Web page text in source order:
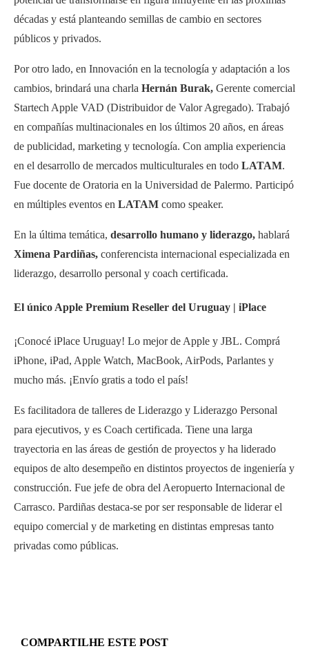
décadas y está planteando semillas de cambio en sectores
públicos y privados.
Por otro lado, en Innovación en la tecnología y adaptación a los
cambios, brindará una charla Hernán Burak, Gerente comercial
Startech Apple VAD (Distribuidor de Valor Agregado). Trabajó
en compañías multinacionales en los últimos 20 años, en áreas
de publicidad, marketing y tecnología. Con amplia experiencia
en el desarrollo de mercados multiculturales en todo LATAM.
Fue docente de Oratoria en la Universidad de Palermo. Participó
en múltiples eventos en LATAM como speaker.
En la última temática, desarrollo humano y liderazgo, hablará
Ximena Pardiñas, conferencista internacional especializada en
liderazgo, desarrollo personal y coach certificada.
El único Apple Premium Reseller del Uruguay | iPlace
¡Conocé iPlace Uruguay! Lo mejor de Apple y JBL. Comprá
iPhone, iPad, Apple Watch, MacBook, AirPods, Parlantes y
mucho más. ¡Envío gratis a todo el país!
Es facilitadora de talleres de Liderazgo y Liderazgo Personal
para ejecutivos, y es Coach certificada. Tiene una larga
trayectoria en las áreas de gestión de proyectos y ha liderado
equipos de alto desempeño en distintos proyectos de ingeniería y
construcción. Fue jefe de obra del Aeropuerto Internacional de
Carrasco. Pardiñas destaca-se por ser responsable de liderar el
equipo comercial y de marketing en distintas empresas tanto
privadas como públicas.
COMPARTILHE ESTE POST